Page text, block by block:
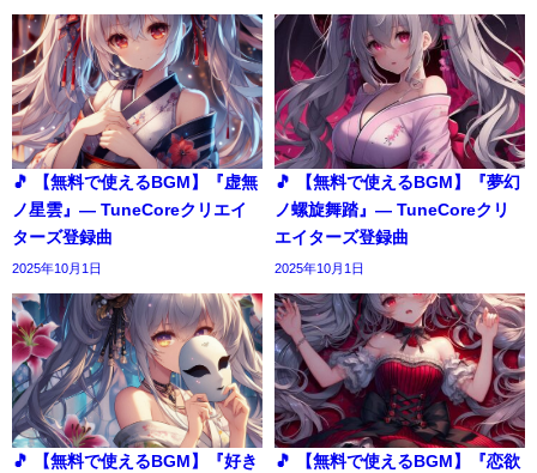
🎵 【無料で使えるBGM】『虚無
ノ星雲』― TuneCoreクリエイ
ターズ登録曲
2025年10月1日
🎵 【無料で使えるBGM】『夢幻
ノ螺旋舞踏』― TuneCoreクリ
エイターズ登録曲
2025年10月1日
🎵 【無料で使えるBGM】『好き
🎵 【無料で使えるBGM】『恋欲